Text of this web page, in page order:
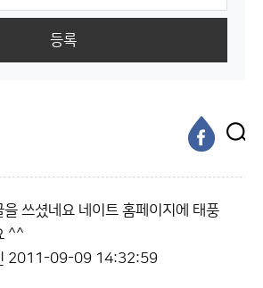
등록
을 쓰셨네요 네이트 홈페이지에 태풍
^^
2011-09-09 14:32:59